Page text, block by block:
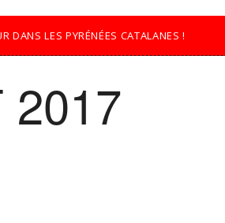
LES PYRÉNÉES CATALANES !
2017